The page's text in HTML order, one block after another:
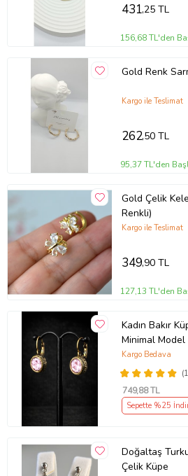
431,25 TL
156,68 TL'den
Gold Renk
Kargo ile Teslimat
262,50 TL
95,37 TL'den
Gold Çelik
Renkli)
Kargo ile Teslimat
349,90 TL
127,13 TL'den
Kadın Bakır
Minimal Model
Kargo Bedava
749,88 TL
Sepette %25
Doğaltaş
Çelik Küpe